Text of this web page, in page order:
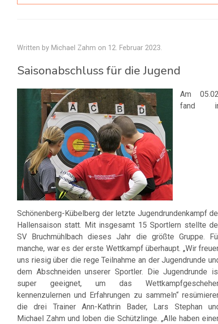
Written by Michael Zahm on 12. Februar 2023.
Saisonabschluss für die Jugend
Am
fand
Schönenberg-Kübelberg der letzte Jugendrundenkampf
Hallensaison statt. Mit insgesamt 15 Sportlern stellte
SV Bruchmühlbach dieses Jahr die größte Gruppe.
manche, war es der erste Wettkampf überhaupt. „Wir
uns riesig über die rege Teilnahme an der Jugendrunde
dem Abschneiden unserer Sportler. Die Jugendrunde
super geeignet, um das
kennenzulernen und Erfahrungen zu sammeln“
die drei Trainer Ann-Kathrin Bader, Lars Stephan
Michael Zahm und loben die Schützlinge. „Alle haben